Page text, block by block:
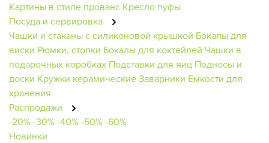
Картины в стиле прованс Кресло пуфы
Посуда и сервировка
Чашки и стаканы с силиконовой крышкой Бокалы для
виски Рюмки, стопки Бокалы для коктейлей Чашки в
подарочных коробках Подставки для яиц Подносы и
доски Кружки керамическиеЗаварники Емкости для
хранения
Распродажи
-20%-30%-40%-50%-60%
Новинки